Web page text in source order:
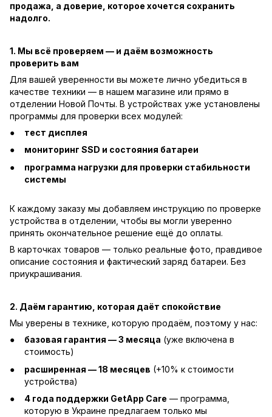
продажа, а доверие, которое хочется сохранить
надолго.
1. Мы всё проверяем — и даём возможность
проверить вам
Для вашей уверенности вы можете лично убедиться в
качестве техники — в нашем магазине или прямо в
отделении Новой Почты. В устройствах уже установлены
программы для проверки всех модулей:
тест дисплея
мониторинг SSD и состояния батареи
программа нагрузки для проверки стабильности
системы
К каждому заказу мы добавляем инструкцию по проверке
устройства в отделении, чтобы вы могли уверенно
принять окончательное решение ещё до оплаты.
В карточках товаров — только реальные фото, правдивое
описание состояния и фактический заряд батареи. Без
приукрашивания.
2. Даём гарантию, которая даёт спокойствие
Мы уверены в технике, которую продаём, поэтому у нас:
базовая гарантия — 3 месяца (уже включена в
стоимость)
расширенная — 18 месяцев (+10% к стоимости
устройства)
4 года поддержки GetApp Care — программа,
которую в Украине предлагаем только мы